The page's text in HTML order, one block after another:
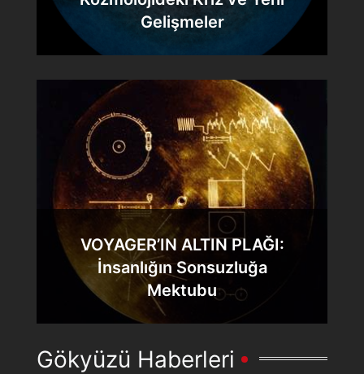
Gelişmeler
VOYAGER’IN ALTIN PLAĞI:
İnsanlığın Sonsuzluğa
Mektubu
Gökyüzü Haberleri